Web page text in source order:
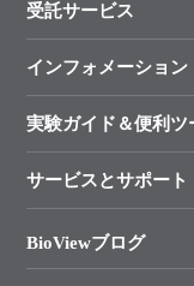
製品一覧
手法から製品を探す
新製品情報
受託サービス
オンライン注文
インフォメーション
キャンペーン
タカラバイオ各種会員
終売製品のお知らせ
実験ガイド＆便利ツ
リアルタイムPCR実験の
幹細胞・再生医療研究
サービスとサポート
総合お問い合わせ
BioViewブログ